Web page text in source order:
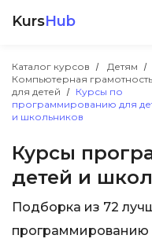
KursHub
Каталог курсов
Детям
Компьютерная грамотность
для детей
Курсы по
программированию для
и школьников
Курсы
детей и
Подборка из 72
программированию
Разработка
Маркетинг